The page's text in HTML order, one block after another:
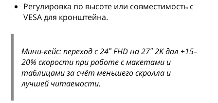
Регулировка по высоте или совместимость с
VESA для кронштейна.
Мини-кейс: переход с 24″ FHD на 27″ 2K дал +15–
20% скорости при работе с макетами и
таблицами за счёт меньшего скролла и
лучшей читаемости.